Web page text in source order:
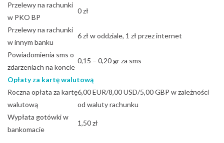
Przelewy na rachunki
w PKO BP
0 zł
Przelewy na rachunki
w innym banku
6 zł w oddziale, 1 zł przez internet
Powiadomienia sms o
zdarzeniach na koncie
0,15 – 0,20 gr za sms
Opłaty za kartę walutową
Roczna opłata za kartę
walutową
6,00 EUR/8,00 USD/5,00 GBP w zależności
od waluty rachunku
Wypłata gotówki w
bankomacie
1,50 zł